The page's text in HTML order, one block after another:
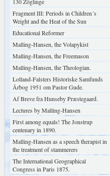
Fragment III: Periods in Children´s
Weight and the Heat of the Sun
Educational Reformer
Malling-Hansen, the Volapykist
Malling-Hansen, the Freemason
Malling-Hansen, the Theologian.
Lolland-Falsters Historiske Samfunds
Årbog 1951 om Pastor Gude.
Af Breve fra Hunseby Præstegaard.
Lectures by Malling-Hansen
First among equals! The Jonstrup
centenary in 1890.
Malling-Hansen as a speech therapist in
the treatment of stammerers
The International Geographical
Congress in Paris 1875.